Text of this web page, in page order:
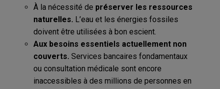
À la nécessité de préserver les ressources
naturelles. L’eau et les énergies fossiles
doivent être utilisées à bon escient.
Aux besoins essentiels actuellement non
couverts. Services bancaires fondamentaux
ou consultation médicale sont encore
inaccessibles à des millions de personnes en